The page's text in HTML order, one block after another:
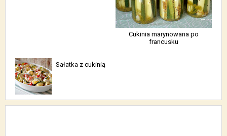
Cukinia marynowana po
francusku
Sałatka z cukinią